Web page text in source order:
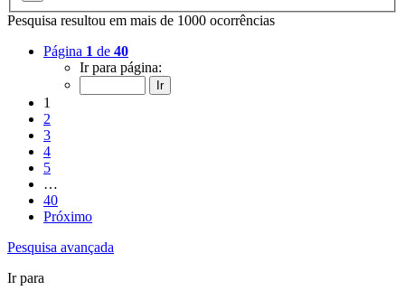
Pesquisa resultou em mais de 1000 ocorrências
Página 1 de 40
Ir para página:
1
2
3
4
5
…
40
Próximo
Pesquisa avançada
Ir para